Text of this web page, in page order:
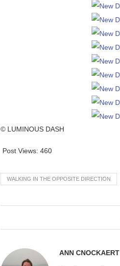
© LUMINOUS DASH
Post Views: 460
WALKING IN THE OPPOSITE DIRECTION
ANN CNOCKAERT